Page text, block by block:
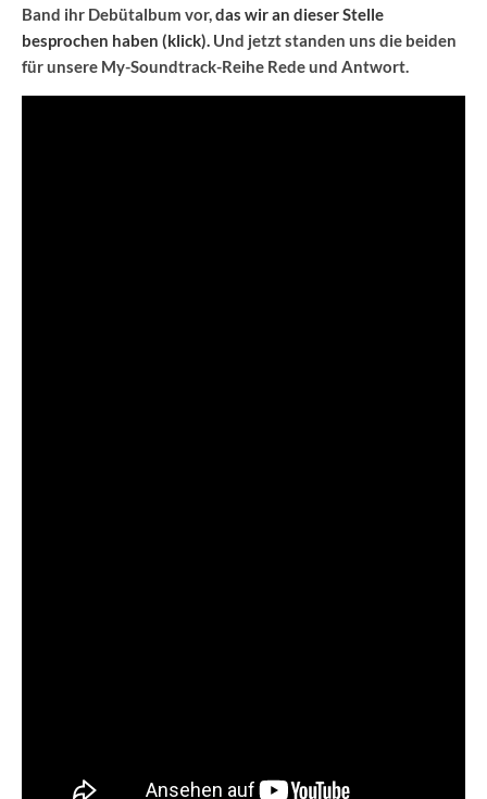
Band ihr Debütalbum vor,das wir an dieser Stelle
besprochen haben (klick). Und jetzt standen uns die beiden
für unsere My-Soundtrack-Reihe Rede und Antwort.